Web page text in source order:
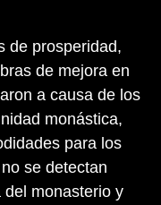
de prosperidad,
de mejora en
a causa de los
monástica,
para los
se detectan
monasterio y